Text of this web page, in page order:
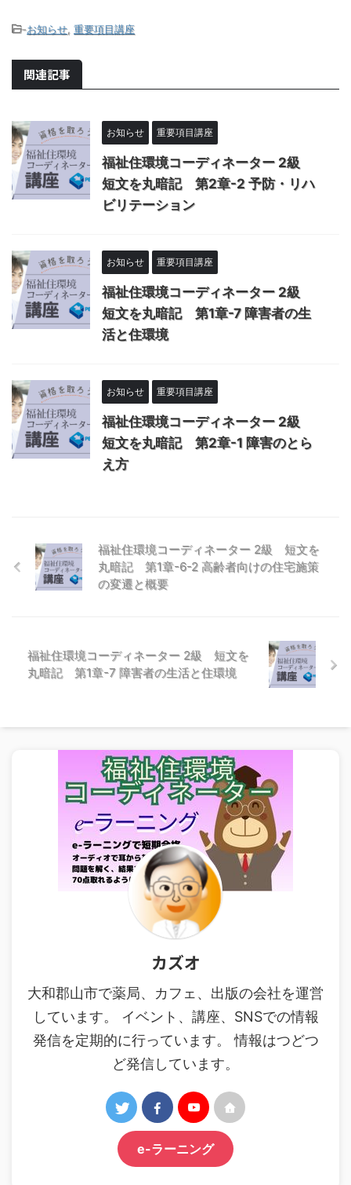
-お知らせ, 重要項目講座
関連記事
お知らせ 重要項目講座
福祉住環境コーディネーター 2級
短文を丸暗記 第2章-2 予防・リハ
ビリテーション
お知らせ 重要項目講座
福祉住環境コーディネーター 2級
短文を丸暗記 第1章-7 障害者の生
活と住環境
お知らせ 重要項目講座
福祉住環境コーディネーター 2級
短文を丸暗記 第2章-1 障害のとら
え方
福祉住環境コーディネーター 2級 短文を
丸暗記 第1章-6-2 高齢者向けの住宅施策
の変遷と概要
福祉住環境コーディネーター 2級 短文を
丸暗記 第1章-7 障害者の生活と住環境
カズオ
大和郡山市で薬局、カフェ、出版の会社を運営
しています。 イベント、講座、SNSでの情報
発信を定期的に行っています。 情報はつどつ
ど発信しています。
e-ラーニング